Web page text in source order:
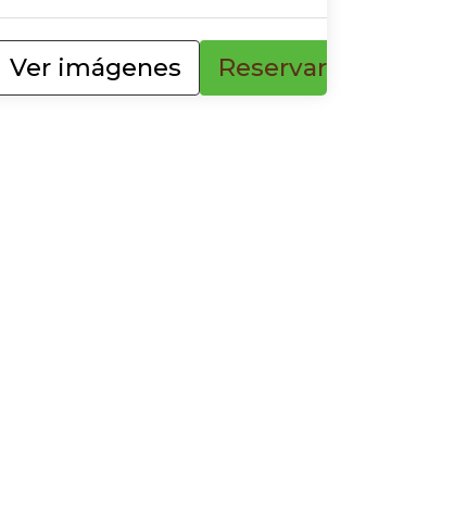
Ver imágenes Reservar